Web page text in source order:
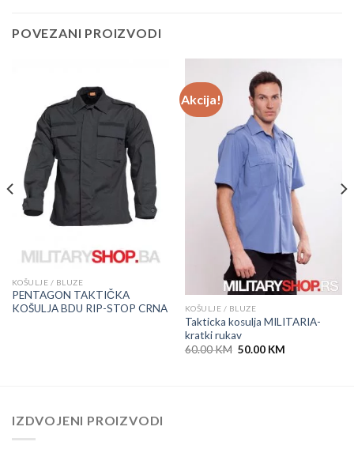
POVEZANI PROIZVODI
KOŠULJE / BLUZE
PENTAGON TAKTIČKA
KOŠULJA BDU RIP-STOP CRNA
Akcija!
KOŠULJE / BLUZE
Takticka kosulja MILITARIA-
kratki rukav
60.00KM Original
50.00 KMCurrent
IZDVOJENI PROIZVODI